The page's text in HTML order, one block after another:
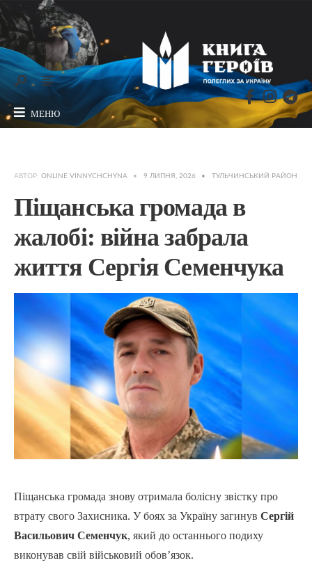
МЕНЮ
АВТОР: ONLINE VINNYCHCHYNA • 9 ЛИПНЯ, 2026 • ТУЛЬЧИНСЬКИЙ РАЙОН
Піщанська громада в
жалобі: війна забрала
життя Сергія Семенчука
Піщанська громада знову отримала болісну звістку про
втрату свого Захисника. У боях за Україну загинув Сергій
Васильович Семенчук, який до останнього подиху
виконував свій військовий обов’язок.